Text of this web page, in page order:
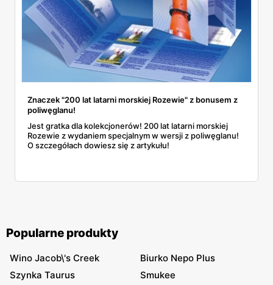
Znaczek "200 lat latarni morskiej Rozewie" z bonusem z
poliwęglanu!
Jest gratka dla kolekcjonerów! 200 lat latarni morskiej
Rozewie z wydaniem specjalnym w wersji z poliwęglanu!
O szczegółach dowiesz się z artykułu!
Popularne produkty
Wino Jacob\'s Creek
Biurko Nepo Plus
Szynka Taurus
Smukee